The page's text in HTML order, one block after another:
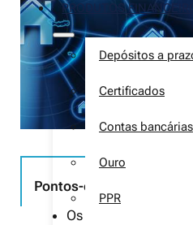
PRODUTOS
Depósitos a
Certificados
Contas bancárias
Ouro
PPR
Pontos-chave
Os valores dos